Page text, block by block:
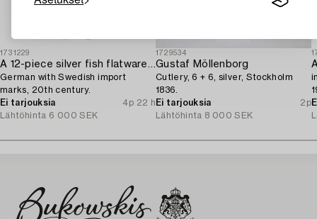
1731229
A 12-piece silver fish flatware-service,
German with Swedish import
marks, 20th century.
Ei tarjouksia
4p 22 h
Lähtöhinta 6 000 SEK
1729534
Gustaf Möllenborg
Cutlery, 6 + 6, silver, Stockholm
1836.
Ei tarjouksia
2p
Lähtöhinta 8 000 SEK